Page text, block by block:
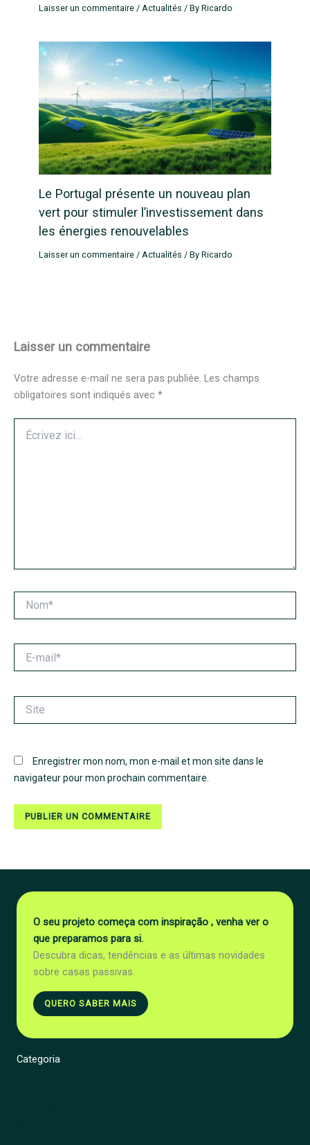
Laisser un commentaire /Actualités / ByRicardo
Le Portugal présente un nouveau plan
vert pour stimuler l’investissement dans
les énergies renouvelables
Laisser un commentaire /Actualités / ByRicardo
Laisser un commentaire
Votre adresse e-mail ne sera pas publiée. Les champs
obligatoires sont indiqués avec *
ici…
mail*
Enregistrer mon nom, mon e-mail et mon site dans le
navigateur pour mon prochain commentaire.
O seu projeto começa com inspiração , venha ver o
que preparamos para si.
Descubra dicas, tendências e as últimas novidades
sobre casas passivas.
QUERO SABER MAIS
Categoria